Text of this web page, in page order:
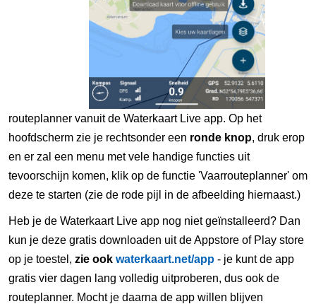
routeplanner vanuit de Waterkaart Live app. Op het
hoofdscherm zie je rechtsonder een ronde knop, druk erop
en er zal een menu met vele handige functies uit
tevoorschijn komen, klik op de functie 'Vaarrouteplanner' om
deze te starten (zie de rode pijl in de afbeelding hiernaast.)
Heb je de Waterkaart Live app nog niet geïnstalleerd? Dan
kun je deze gratis downloaden uit de Appstore of Play store
op je toestel, zie ook waterkaart.net/app - je kunt de app
gratis vier dagen lang volledig uitproberen, dus ook de
routeplanner. Mocht je daarna de app willen blijven